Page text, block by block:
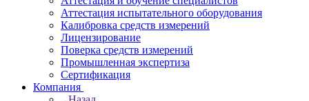
Аттестация испытательного оборудования
Калибровка средств измерений
Лицензирование
Поверка средств измерений
Промышленная экспертиза
Сертификация
Компания